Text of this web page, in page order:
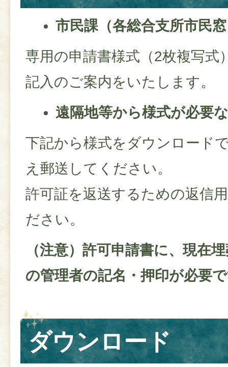
市民課（各総合支所市民
専用の申請書様式（2枚複写式
記入のご案内をいたします。
遠隔地等から様式が必要
下記から様式をダウンロード
え郵送してください。
許可証を返送するための返信
ださい。​​
（注意）許可申請書に、現在
の管理者の記名・押印が必要
ダウンロード